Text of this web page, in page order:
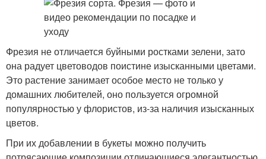
Фрезия не отличается буйными ростками зелени, зато
она радует цветоводов поистине изысканными цветами.
Это растение занимает особое место не только у
домашних любителей, оно пользуется огромной
популярностью у флористов, из-за наличия изысканных
цветов.
При их добавлении в букеты можно получить